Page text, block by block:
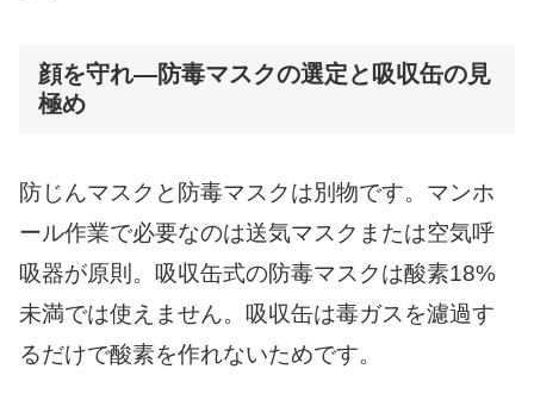
顔を守れ—防毒マスクの選定と吸収缶の見
極め
防じんマスクと防毒マスクは別物です。マンホ
ール作業で必要なのは送気マスクまたは空気呼
吸器が原則。吸収缶式の防毒マスクは酸素18%
未満では使えません。吸収缶は毒ガスを濾過す
るだけで酸素を作れないためです。